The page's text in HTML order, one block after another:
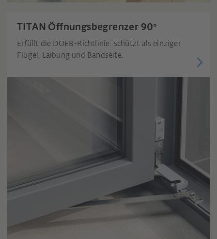
TITAN Öffnungsbegrenzer 90°
Erfüllt die DOEB-Richtlinie: schützt als einziger
Flügel, Laibung und Bandseite.